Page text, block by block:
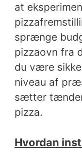
at
sprænge
pizzaovn fra
du være
niveau af
sætter
pizza.
Hvordan